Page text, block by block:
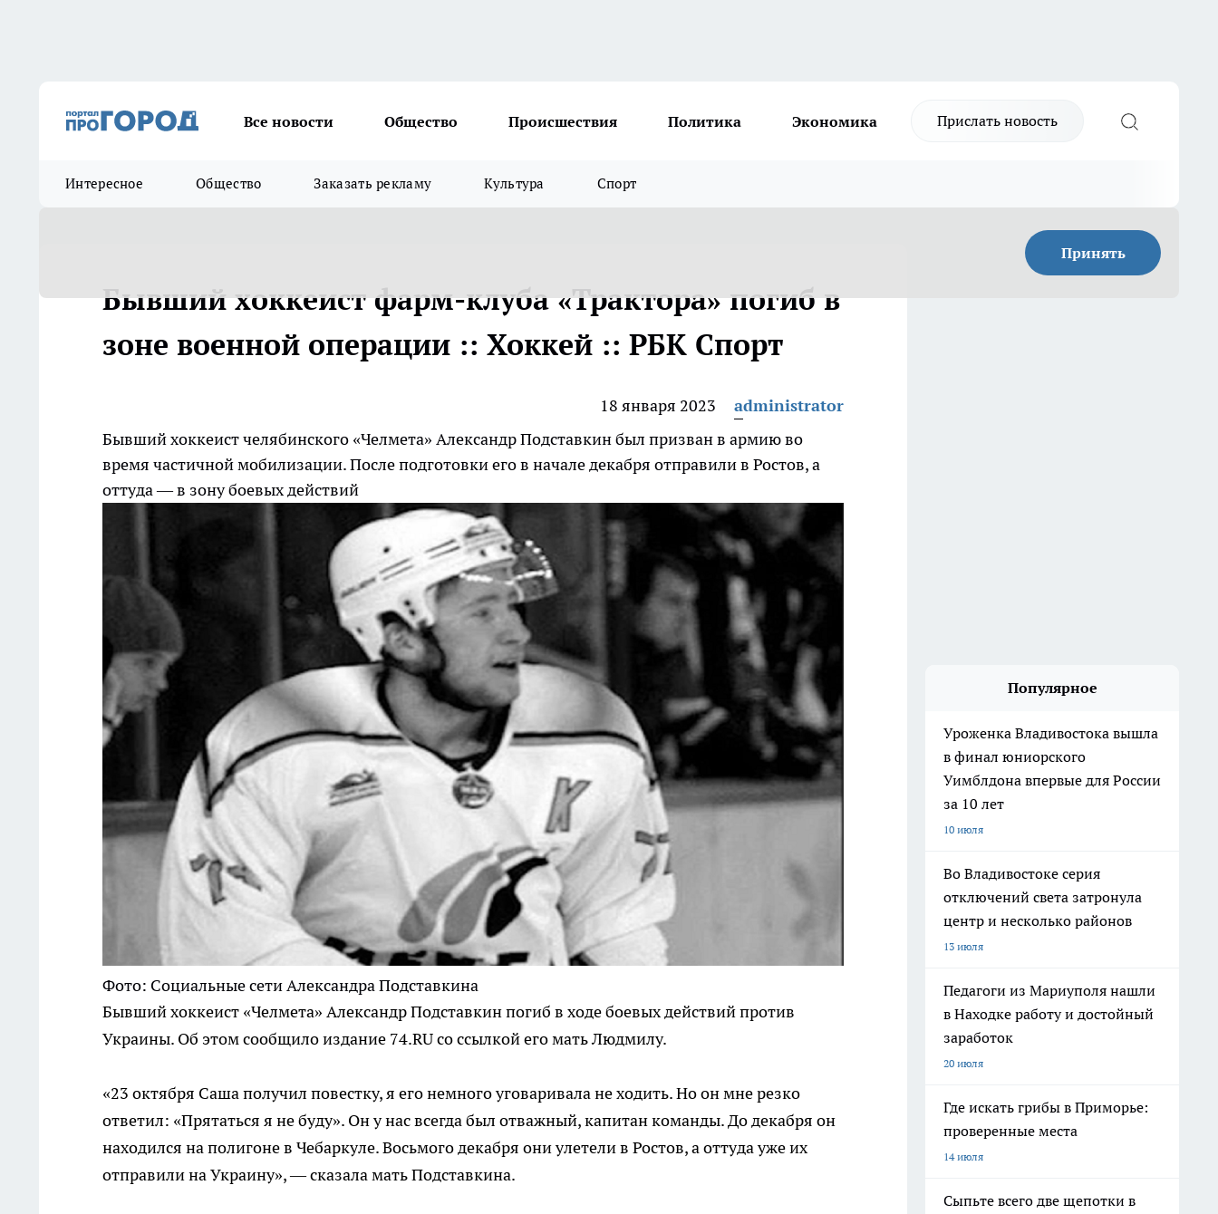
Все новости Общество Происшествия Политика Экономика Прислать новость
Интересное Общество Заказать рекламу Культура Спорт
Принять
Бывший хоккеист фарм-клуба «Трактора» погиб в
зоне военной операции :: Хоккей :: РБК Спорт
18 января 2023
administrator
Бывший хоккеист челябинского «Челмета» Александр Подставкин был призван в армию во
время частичной мобилизации. После подготовки его в начале декабря отправили в Ростов, а
оттуда — в зону боевых действий
Фото: Социальные сети Александра Подставкина
Бывший хоккеист «Челмета» Александр Подставкин погиб в ходе боевых действий против
Украины. Об этом сообщило издание 74.RU со ссылкой его мать Людмилу.
«23 октября Саша получил повестку, я его немного уговаривала не ходить. Но он мне резко
ответил: «Прятаться я не буду». Он у нас всегда был отважный, капитан команды. До декабря он
находился на полигоне в Чебаркуле. Восьмого декабря они улетели в Ростов, а оттуда уже их
отправили на Украину», — сказала мать Подставкина.
Популярное
Уроженка Владивостока вышла
в финал юниорского
Уимблдона впервые для России
за 10 лет
10 июля
Во Владивостоке серия
отключений света затронула
центр и несколько районов
13 июля
Педагоги из Мариуполя нашли
в Находке работу и достойный
заработок
20 июля
Где искать грибы в Приморье:
проверенные места
14 июля
Сыпьте всего две щепотки в